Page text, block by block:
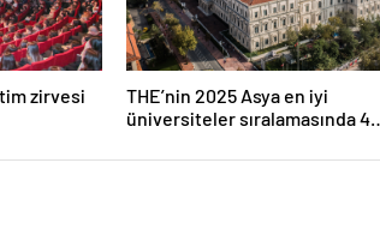
zirvesi
THE’nin 2025 Asya en iyi
üniversiteler sıralamasında 4